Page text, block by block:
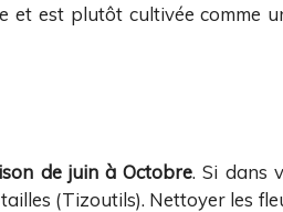
et est plutôt cultivée comme
de juin à Octobre. Si dans
(Tizoutils). Nettoyer les